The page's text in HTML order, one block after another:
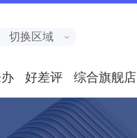
切换区域
好差评 综合旗舰店